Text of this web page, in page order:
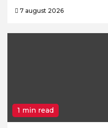
7 august 2026
1 min read